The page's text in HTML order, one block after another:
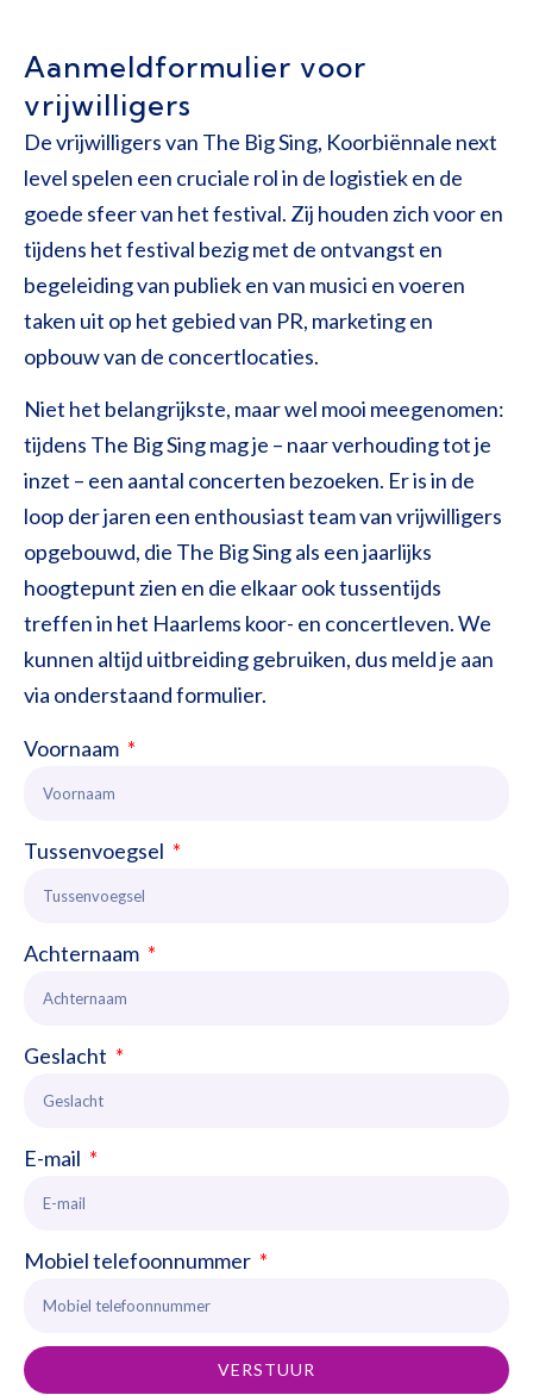
Aanmeldformulier voor
vrijwilligers
De vrijwilligers van The Big Sing, Koorbiënnale next
level spelen een cruciale rol in de logistiek en de
goede sfeer van het festival. Zij houden zich voor en
tijdens het festival bezig met de ontvangst en
begeleiding van publiek en van musici en voeren
taken uit op het gebied van PR, marketing en
opbouw van de concertlocaties.
Niet het belangrijkste, maar wel mooi meegenomen:
tijdens The Big Sing mag je – naar verhouding tot je
inzet – een aantal concerten bezoeken. Er is in de
loop der jaren een enthousiast team van vrijwilligers
opgebouwd, die The Big Sing als een jaarlijks
hoogtepunt zien en die elkaar ook tussentijds
treffen in het Haarlems koor- en concertleven. We
kunnen altijd uitbreiding gebruiken, dus meld je aan
via onderstaand formulier.
Voornaam
Tussenvoegsel
Achternaam
Geslacht
E-mail
Mobiel telefoonnummer
VERSTUUR